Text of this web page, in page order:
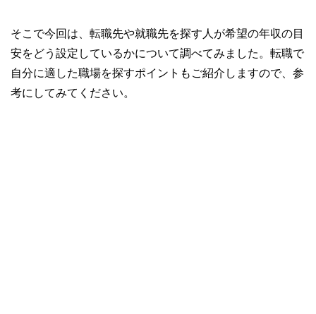
そこで今回は、転職先や就職先を探す人が希望の年収の目
安をどう設定しているかについて調べてみました。転職で
自分に適した職場を探すポイントもご紹介しますので、参
考にしてみてください。